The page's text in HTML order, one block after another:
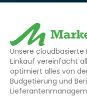
Unsere
Einkauf vereinfacht
optimiert alles von
Budgetierung und